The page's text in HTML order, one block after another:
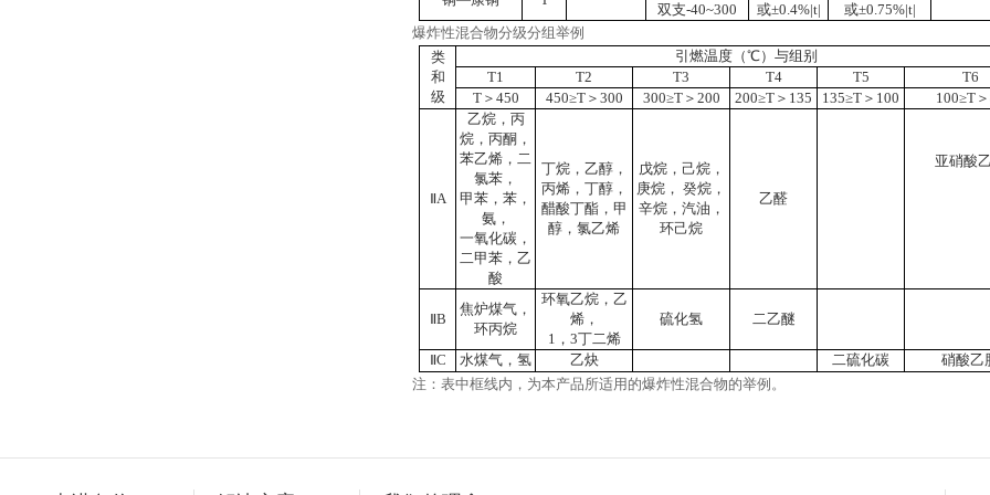
双支-40~300
或±0.4%|t|
或±0.75%|t|
爆炸性混合物分级分组举例
类
和
级
引燃温度（℃）与组别
T1
T2 T3 T4 T5
T6
T＞450
450≥T＞300 300≥T＞200 200≥T＞135 135≥T＞100 100≥T
ⅡA
乙烷，丙
烷，丙酮，
苯乙烯，二
氯苯，
甲苯，苯，
氨，
一氧化碳，
二甲苯，乙
酸
丁烷，乙醇，
丙烯，丁醇，
醋酸丁酯，甲
醇，氯乙烯
戊烷，己烷，
庚烷， 癸烷，
辛烷，汽油，
环己烷
乙醛
亚硝酸
ⅡB
焦炉煤气，
环丙烷
环氧乙烷，乙
烯，
1，3丁二烯
硫化氢 二乙醚
ⅡC 水煤气，氢 乙炔 二硫化碳
硝酸乙
注：表中框线内，为本产品所适用的爆炸性混合物的举例。